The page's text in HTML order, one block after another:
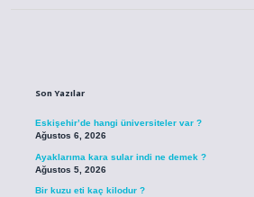
Son Yazılar
Eskişehir’de hangi üniversiteler var ?
Ağustos 6, 2026
Ayaklarıma kara sular indi ne demek ?
Ağustos 5, 2026
Bir kuzu eti kaç kilodur ?